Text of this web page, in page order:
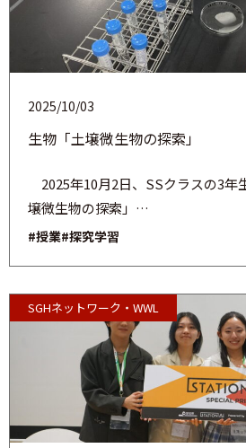
生物「土壌微生物の探索」
2025/10/03
2025年10月2日、SSクラスの3年
壌微生物の探索」…
#授業#探究学習
SGHネットワーク・WWL